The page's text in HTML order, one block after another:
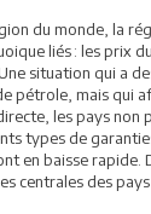
du monde, la
liés : les prix
situation qui a
pétrole, mais qui
les pays non
types de
en baisse rapide.
centrales des